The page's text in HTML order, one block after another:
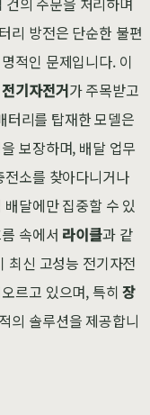
리 방전은 단순한 불편
적인 문제입니다. 이
기자전거가 주목받고
터리를 탑재한 모델은
보장하며, 배달 업무
소를 찾아다니거나
달에만 집중할 수 있
속에서 라이클과 같
최신 고성능 전기자전
르고 있으며, 특히장
의 솔루션을 제공합니